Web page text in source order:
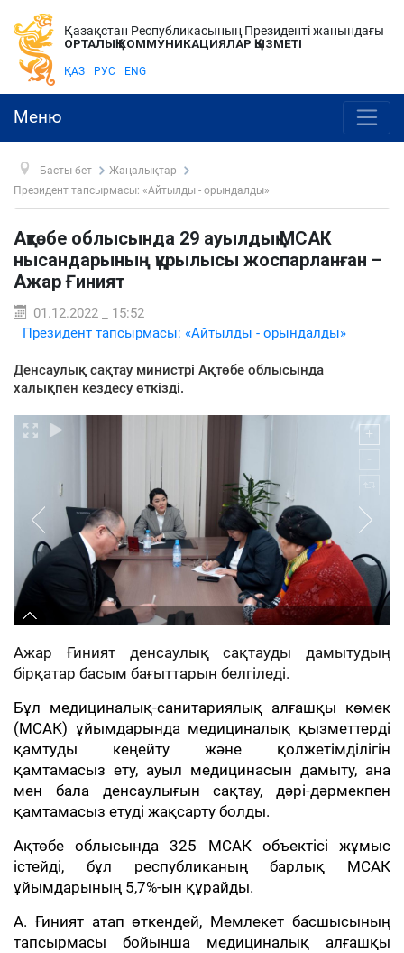
Қазақстан Республикасының Президенті жанындағы
ОРТАЛЫҚ КОММУНИКАЦИЯЛАР ҚЫЗМЕТІ
ҚАЗ РУС ENG
Меню
Басты бет
Жаңалықтар
Президент тапсырмасы: «Айтылды - орындалды»
Ақтөбе облысында 29 ауылдық МСАК
нысандарының құрылысы жоспарланған –
Ажар Ғиният
01.12.2022 _ 15:52
Президент тапсырмасы: «Айтылды - орындалды»
Денсаулық сақтау министрі Ақтөбе облысында
халықпен кездесу өткізді.
Ажар Ғиният денсаулық сақтауды дамытудың
бірқатар басым бағыттарын белгіледі.
Бұл медициналық-санитариялық алғашқы көмек
(МСАК) ұйымдарында медициналық қызметтерді
қамтуды кеңейту және қолжетімділігін
қамтамасыз ету, ауыл медицинасын дамыту, ана
мен бала денсаулығын сақтау, дәрі-дәрмекпен
қамтамасыз етуді жақсарту болды.
Ақтөбе облысында 325 МСАК объектісі жұмыс
істейді, бұл республиканың барлық МСАК
ұйымдарының 5,7%-ын құрайды.
А. Ғиният атап өткендей, Мемлекет басшысының
тапсырмасы бойынша медициналық алғашқы